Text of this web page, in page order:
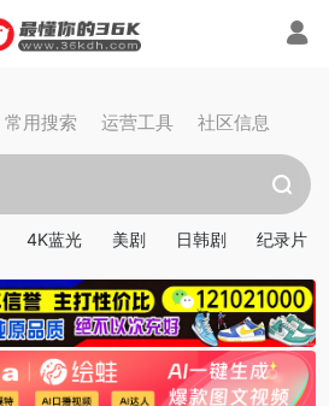
常用搜索 运营工具 社区信息
4K蓝光 美剧 日韩剧 纪录片